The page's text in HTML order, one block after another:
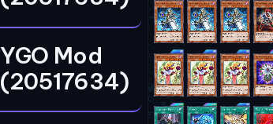
YGO Mod
(20517634)